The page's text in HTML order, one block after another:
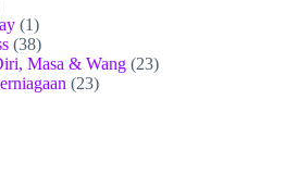
(1)
(38)
Masa & Wang (23)
(23)